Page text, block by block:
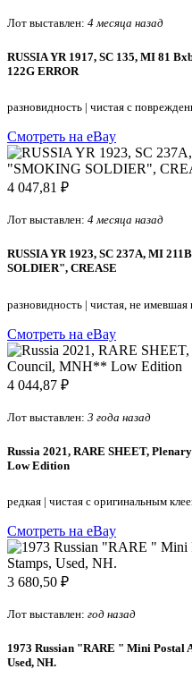
Лот выставлен: 4 месяца назад
RUSSIA YR 1917, SC 135, MI 81
122G ERROR
разновидность | чистая с
Смотреть на eBay
4 047,81 ₽
Лот выставлен: 4 месяца назад
RUSSIA YR 1923, SC 237A, MI
SOLDIER", CREASE
разновидность | чистая, не имевшая
Смотреть на eBay
4 044,87 ₽
Лот выставлен: 3 года назад
Russia 2021, RARE SHEET,
Low Edition
редкая | чистая с оригинальным
Смотреть на eBay
3 680,50 ₽
Лот выставлен: год назад
1973 Russian "RARE " Mini Postal
Used, NH.